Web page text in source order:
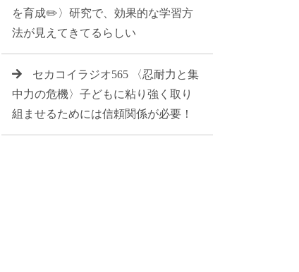
を育成✏️〉研究で、効果的な学習方
法が見えてきてるらしい
セカコイラジオ565 〈忍耐力と集
中力の危機〉子どもに粘り強く取り
組ませるためには信頼関係が必要！